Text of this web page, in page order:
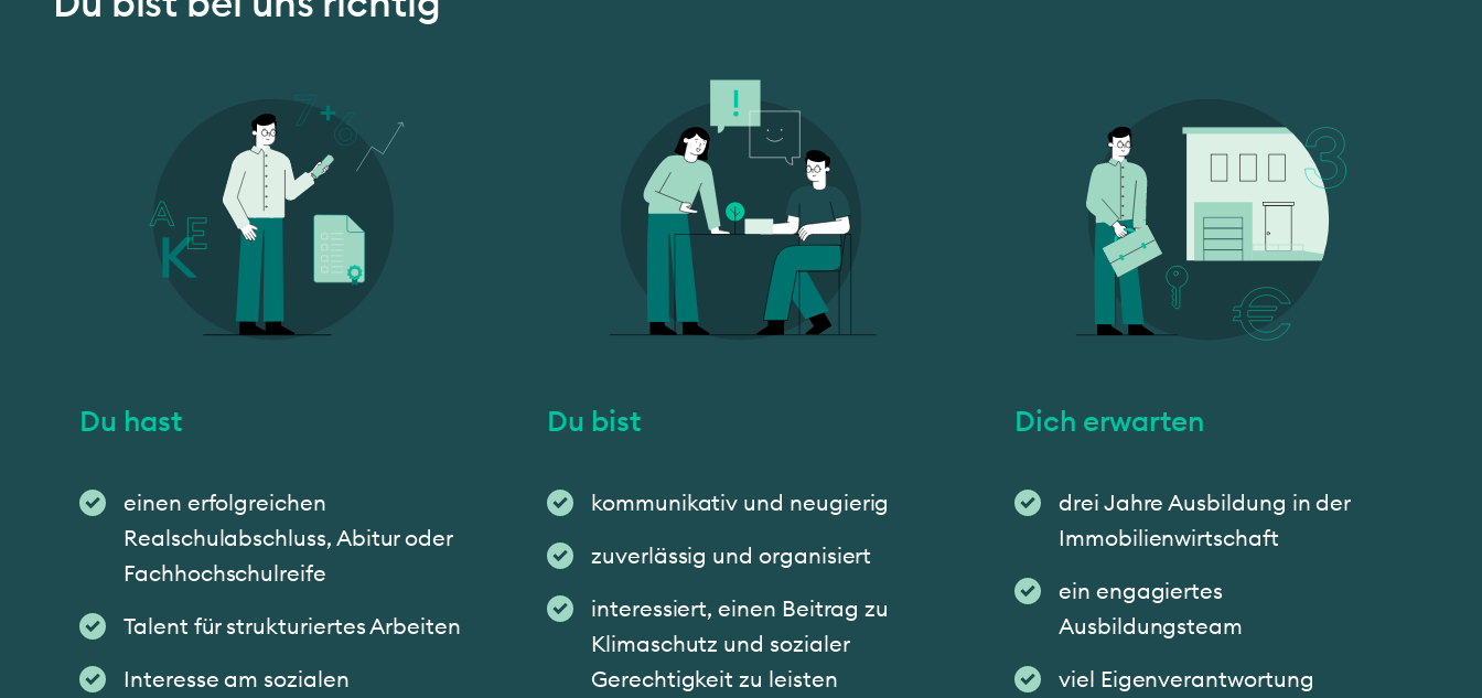
Du hast
einen erfolgreichen
Realschulabschluss, Abitur oder
Fachhochschulreife
Talent für strukturiertes Arbeiten
Interesse am sozialen
Du bist
kommunikativ und neugierig
zuverlässig und organisiert
interessiert, einen Beitrag zu
Klimaschutz und sozialer
Gerechtigkeit zu leisten
Dich erwarten
drei Jahre Ausbildung in der
Immobilienwirtschaft
ein engagiertes
Ausbildungsteam
viel Eigenverantwortung